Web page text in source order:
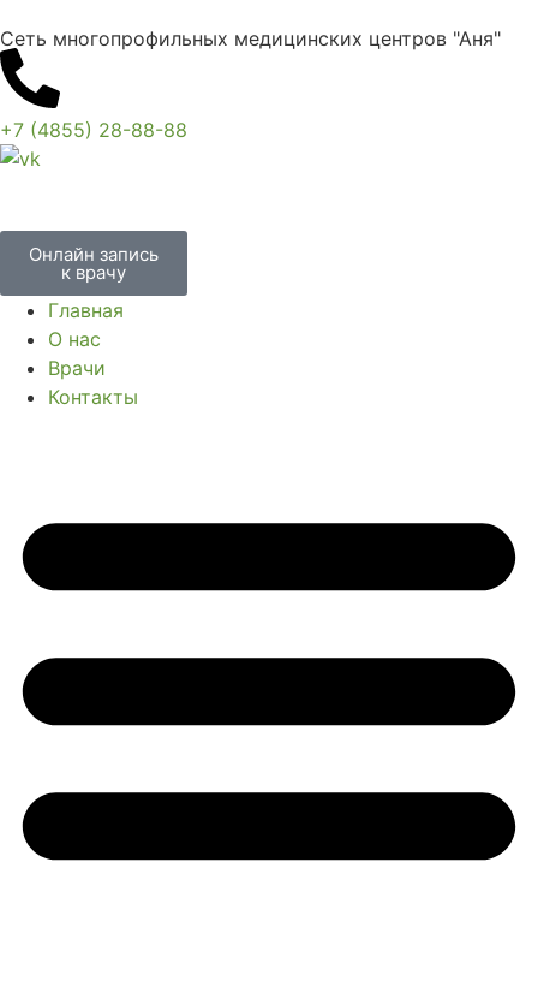
Сеть многопрофильных медицинских центров "Аня"
+7 (4855) 28-88-88
Онлайн запись
к врачу
Главная
О нас
Врачи
Контакты